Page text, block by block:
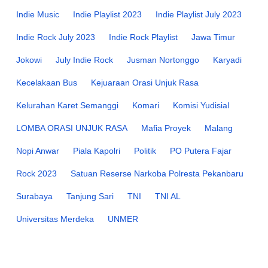
Indie Music Indie Playlist 2023 Indie Playlist July 2023
Indie Rock July 2023 Indie Rock Playlist Jawa Timur
Jokowi July Indie Rock Jusman Nortonggo Karyadi
Kecelakaan Bus Kejuaraan Orasi Unjuk Rasa
Kelurahan Karet Semanggi Komari Komisi Yudisial
LOMBA ORASI UNJUK RASA Mafia Proyek Malang
Nopi Anwar Piala Kapolri Politik PO Putera Fajar
Rock 2023 Satuan Reserse Narkoba Polresta Pekanbaru
Surabaya Tanjung Sari TNI TNI AL
Universitas Merdeka UNMER